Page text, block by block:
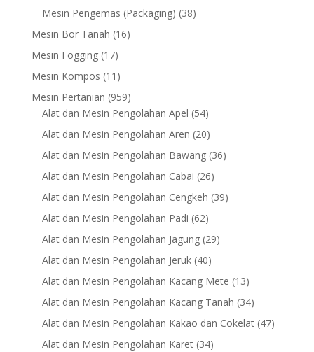
products
Mesin Pengemas (Packaging) 3838
Mesin Bor Tanah 1616
Mesin Fogging 1717
products
Mesin Kompos 11 11
products
Mesin Pertanian 959959
products
Alat dan Mesin Pengolahan Apel 5454
products
Alat dan Mesin Pengolahan Aren 2020
products
Alat dan Mesin Pengolahan Bawang 3636
Alat dan Mesin Pengolahan Cabai 2626
products
Alat dan Mesin Pengolahan Cengkeh 3939
Alat dan Mesin Pengolahan Padi 6262
products
Alat dan Mesin Pengolahan Jagung 2929
Alat dan Mesin Pengolahan Jeruk 4040
products
Alat dan Mesin Pengolahan Kacang Mete 1313
products
Alat dan Mesin Pengolahan Kacang Tanah 3434
products
Alat dan Mesin Pengolahan Kakao dan Cokelat 4747
Alat dan Mesin Pengolahan Karet 3434